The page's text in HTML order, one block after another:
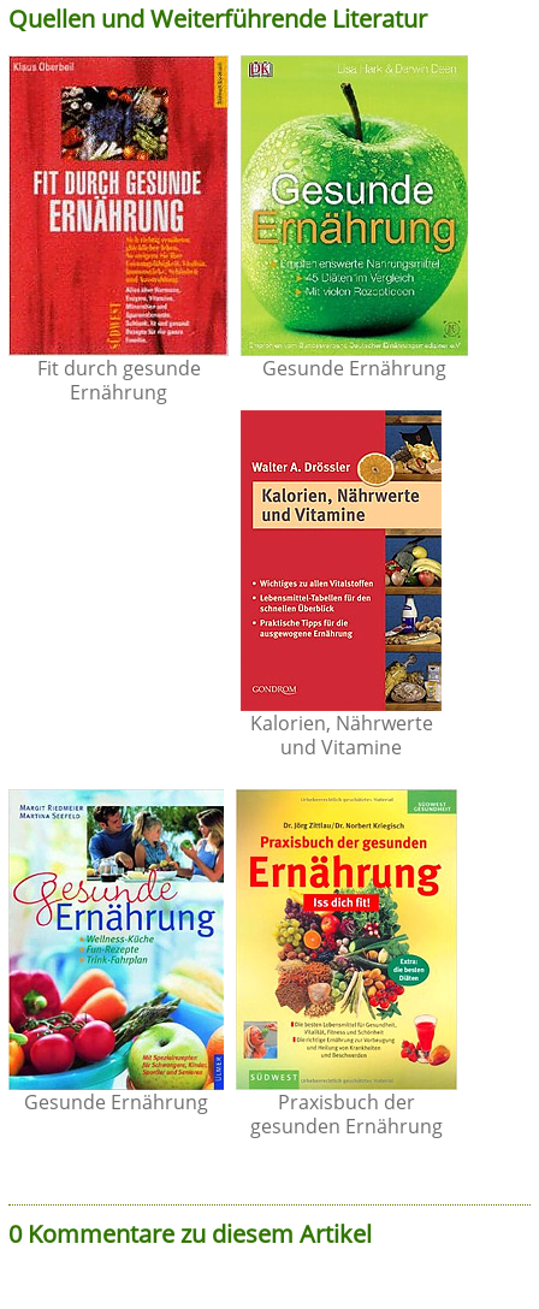
Quellen und Weiterführende Literatur
Fit durch gesunde
Ernährung
Gesunde Ernährung
Kalorien, Nährwerte
und Vitamine
Gesunde Ernährung
Praxisbuch der
gesunden Ernährung
0 Kommentare zu diesem Artikel